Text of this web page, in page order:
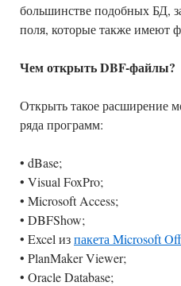
большинстве подобных БД,
поля, которые также имеют
Чем открыть DBF-файлы?
Открыть такое расширение
ряда программ:
• dBase;
• Visual FoxPro;
• Microsoft Access;
• DBFShow;
• Excel изпакета Microsoft
• PlanMaker Viewer;
• Oracle Database;